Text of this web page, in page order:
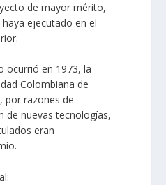
de mayor mérito,
ejecutado en el
ocurrió en 1973, la
Colombiana de
por razones de
de nuevas tecnologías,
eran